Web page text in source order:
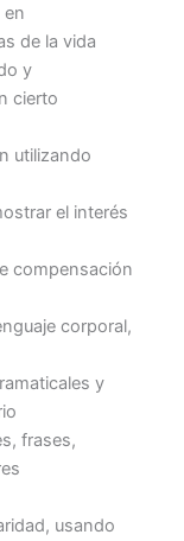
en
de la vida
y
cierto
utilizando
el interés
compensación
corporal,
y
frases,
usando